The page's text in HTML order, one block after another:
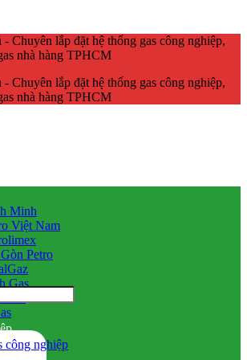
Chuyên lắp đặt hệ thống gas công nghiệp,
nhà hàng TPHCM
Chuyên lắp đặt hệ thống gas công nghiệp,
nhà hàng TPHCM
Minh
Việt Nam
Petro
Gas
Khí
công nghiệp